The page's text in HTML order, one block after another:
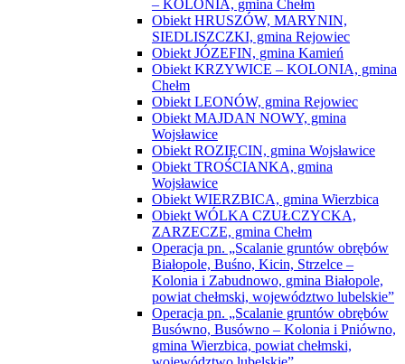
– KOLONIA, gmina Chełm
Obiekt HRUSZÓW, MARYNIN,
SIEDLISZCZKI, gmina Rejowiec
Obiekt JÓZEFIN, gmina Kamień
Obiekt KRZYWICE – KOLONIA, gmina
Chełm
Obiekt LEONÓW, gmina Rejowiec
Obiekt MAJDAN NOWY, gmina
Wojsławice
Obiekt ROZIĘCIN, gmina Wojsławice
Obiekt TROŚCIANKA, gmina
Wojsławice
Obiekt WIERZBICA, gmina Wierzbica
Obiekt WÓLKA CZUŁCZYCKA,
ZARZECZE, gmina Chełm
Operacja pn. „Scalanie gruntów obrębów
Białopole, Buśno, Kicin, Strzelce –
Kolonia i Zabudnowo, gmina Białopole,
powiat chełmski, województwo lubelskie”
Operacja pn. „Scalanie gruntów obrębów
Busówno, Busówno – Kolonia i Pniówno,
gmina Wierzbica, powiat chełmski,